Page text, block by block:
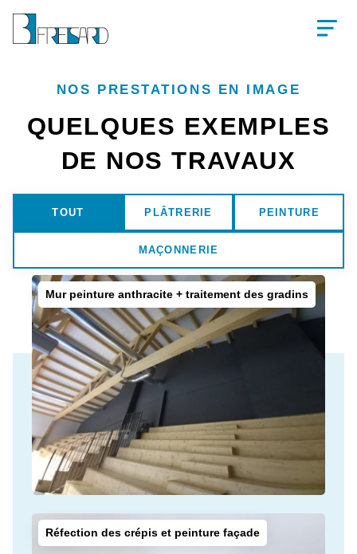
contenu
NOS PRESTATIONS EN IMAGE
QUELQUES EXEMPLES
DE NOS TRAVAUX
TOUT PLÂTRERIE PEINTURE
MAÇONNERIE
Mur peinture anthracite + traitement des gradins
Réfection des crépis et peinture façade